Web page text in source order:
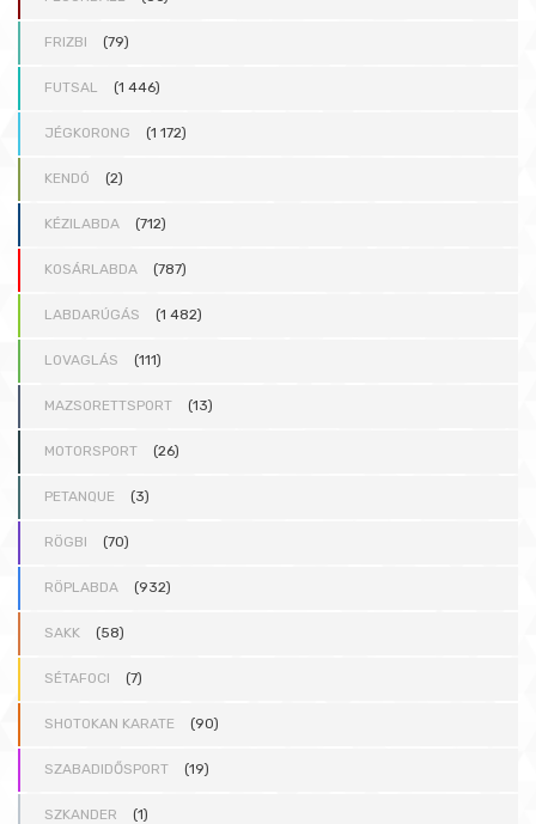
FRIZBI (79)
FUTSAL (1 446)
JÉGKORONG (1 172)
KENDÓ (2)
KÉZILABDA (712)
KOSÁRLABDA (787)
LABDARÚGÁS (1 482)
LOVAGLÁS (111)
MAZSORETTSPORT (13)
MOTORSPORT (26)
PETANQUE (3)
RÖGBI (70)
RÖPLABDA (932)
SAKK (58)
SÉTAFOCI (7)
SHOTOKAN KARATE (90)
SZABADIDŐSPORT (19)
SZKANDER (1)